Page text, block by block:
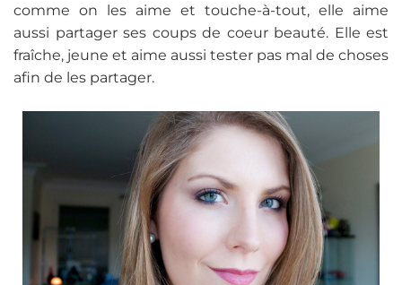
comme on les aime et touche-à-tout, elle aime
aussi partager ses coups de coeur beauté. Elle est
fraîche, jeune et aime aussi tester pas mal de choses
afin de les partager.